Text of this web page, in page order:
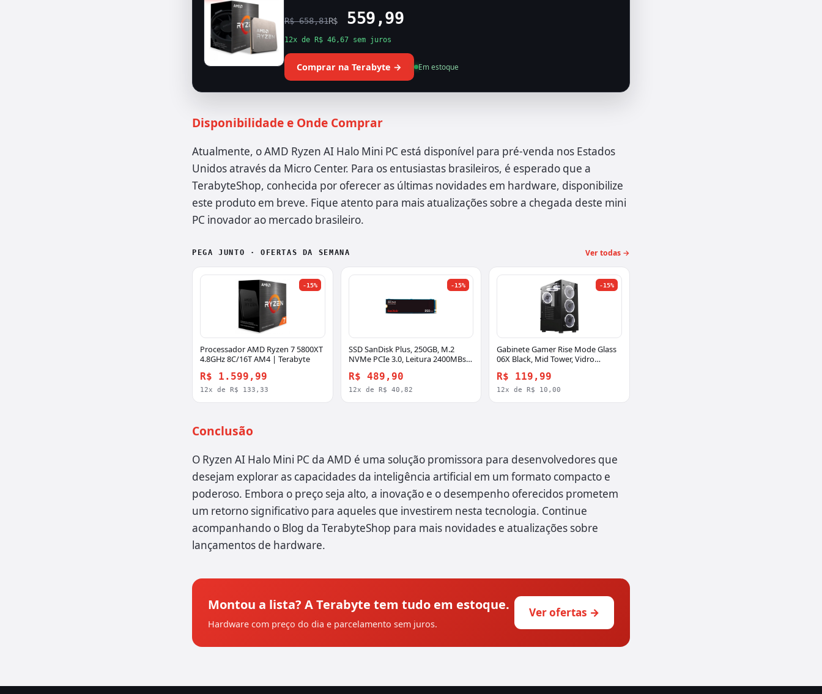
R$ 658,81R$559,99
12x de R$ 46,67 sem juros
Comprar na Terabyte → Em estoque
Disponibilidade e Onde Comprar
Atualmente, o AMD Ryzen AI Halo Mini PC está disponível para pré-venda nos Estados
Unidos através da Micro Center. Para os entusiastas brasileiros, é esperado que a
TerabyteShop, conhecida por oferecer as últimas novidades em hardware, disponibilize
este produto em breve. Fique atento para mais atualizações sobre a chegada deste mini
PC inovador ao mercado brasileiro.
PEGA JUNTO · OFERTAS DA SEMANA Ver todas →
-15%
Processador AMD Ryzen 7 5800XT
4.8GHz 8C/16T AM4 | Terabyte
R$ 1.599,99
12x de R$ 133,33
-15%
SSD SanDisk Plus, 250GB, M.2
NVMe PCIe 3.0, Leitura 2400MBs e
250G-G26
R$ 489,90
12x de R$ 40,82
-15%
Gabinete Gamer Rise Mode Glass
06X Black, Mid Tower, Vidro
Fan, Preto, RM-CA-06X-FB
R$ 119,99
12x de R$ 10,00
Conclusão
O Ryzen AI Halo Mini PC da AMD é uma solução promissora para desenvolvedores que
desejam explorar as capacidades da inteligência artificial em um formato compacto e
poderoso. Embora o preço seja alto, a inovação e o desempenho oferecidos prometem
um retorno significativo para aqueles que investirem nesta tecnologia. Continue
acompanhando o Blog da TerabyteShop para mais novidades e atualizações sobre
lançamentos de hardware.
Montou a lista? A Terabyte tem tudo em estoque.
Hardware com preço do dia e parcelamento sem juros.
Ver ofertas →